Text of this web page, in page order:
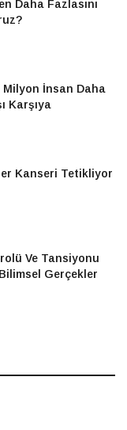
Daha Fazlasını
Milyon İnsan Daha
Karşıya
Kanseri Tetikliyor
Ve Tansiyonu
Gerçekler